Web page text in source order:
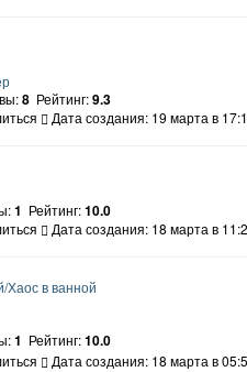
8 Рейтинг:9.3
Дата создания: 19 марта в
1 Рейтинг:10.0
Дата создания: 18 марта в
Хаос в ванной
1 Рейтинг:10.0
Дата создания: 18 марта в